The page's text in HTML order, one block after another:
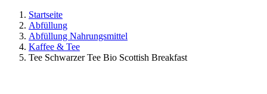
Startseite
Abfüllung
Abfüllung Nahrungsmittel
Kaffee & Tee
Tee Schwarzer Tee Bio Scottish Breakfast